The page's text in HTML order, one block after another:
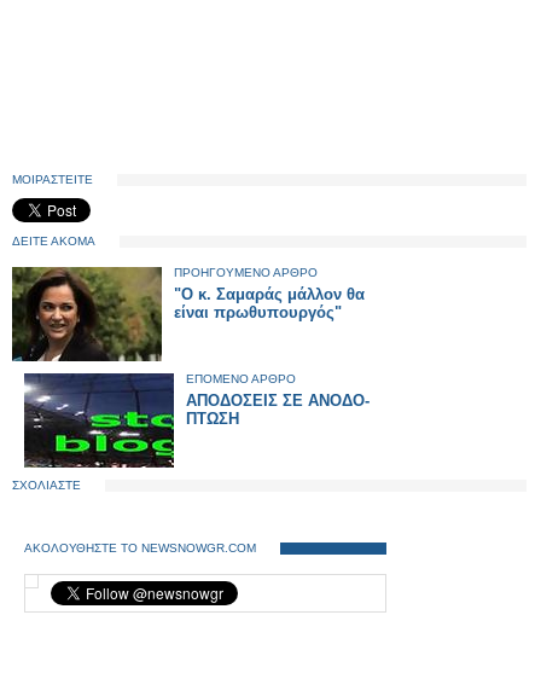
ΜΟΙΡΑΣΤΕΙΤΕ
ΔΕΙΤΕ ΑΚΟΜΑ
ΠΡΟΗΓΟΥΜΕΝΟ ΑΡΘΡΟ
"Ο κ. Σαμαράς μάλλον θα
είναι πρωθυπουργός"
ΕΠΟΜΕΝΟ ΑΡΘΡΟ
ΑΠΟΔΟΣΕΙΣ ΣΕ ΑΝΟΔO-
ΠΤΩΣΗ
ΣΧΟΛΙΑΣΤΕ
ΑΚΟΛΟΥΘΗΣΤΕ ΤΟ NEWSNOWGR.COM